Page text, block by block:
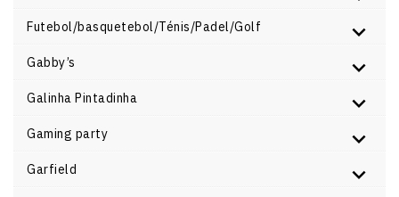
Futebol/basquetebol/Ténis/Padel/Golf
Gabby’s
Galinha Pintadinha
Gaming party
Garfield